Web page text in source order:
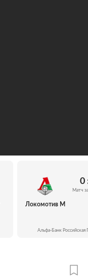
Локомотив М
0
Матч
Альфа-Банк Российская